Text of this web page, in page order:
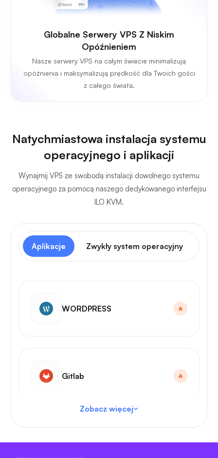
Globalne Serwery VPS Z Niskim
Opóźnieniem
Nasze serwery VPS na całym świecie minimalizują
opóźnienia i maksymalizują prędkość dla Twoich gości
z całego świata.
Natychmiastowa instalacja systemu
operacyjnego i aplikacji
Wynajmij VPS ze swobodą instalacji dowolnego systemu
operacyjnego za pomocą naszego dedykowanego interfejsu
ILO KVM.
Aplikacje Zwykły system operacyjny
WORDPRESS
Gitlab
Kod VS
Zobacz więcej